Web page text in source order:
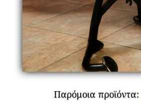
Παρόμοια προϊόντα: